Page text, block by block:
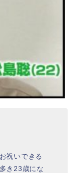
祝いできる
き23歳にな